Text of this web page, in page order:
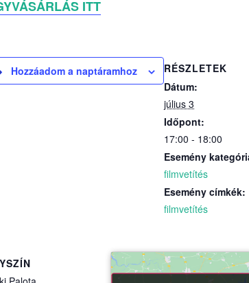
ITT
Hozzáadom a naptáramhoz
RÉSZLETEK
Dátum:
július 3
Időpont:
17:00 - 18:00
Esemény
filmvetítés
Esemény címkék:
filmvetítés